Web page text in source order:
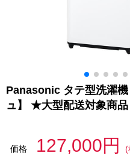
Panasonic タテ型洗濯
ュ】 ★大型配送対象商
価格 127,000円
(